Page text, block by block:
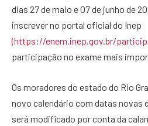
dias 27 de maio e 07 de junho de
inscrever no portal oficial do Inep
(https://enem.inep.gov.br/
participação no exame mais
Os moradores do estado do Rio
novo calendário com datas novas
será modificado por conta da